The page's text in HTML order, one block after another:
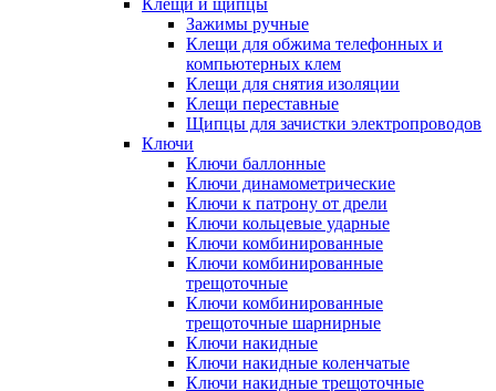
Клещи и щипцы
Зажимы ручные
Клещи для обжима телефонных и
компьютерных клем
Клещи для снятия изоляции
Клещи переставные
Щипцы для зачистки электропроводов
Ключи
Ключи баллонные
Ключи динамометрические
Ключи к патрону от дрели
Ключи кольцевые ударные
Ключи комбинированные
Ключи комбинированные
трещоточные
Ключи комбинированные
трещоточные шарнирные
Ключи накидные
Ключи накидные коленчатые
Ключи накидные трещоточные